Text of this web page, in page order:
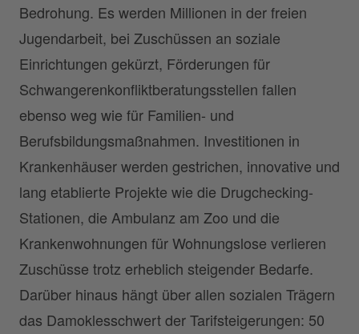
Bedrohung. Es werden Millionen in der freien
Jugendarbeit, bei Zuschüssen an soziale
Einrichtungen gekürzt, Förderungen für
Schwangerenkonfliktberatungsstellen fallen
ebenso weg wie für Familien- und
Berufsbildungsmaßnahmen. Investitionen in
Krankenhäuser werden gestrichen, innovative und
lang etablierte Projekte wie die Drugchecking-
Stationen, die Ambulanz am Zoo und die
Krankenwohnungen für Wohnungslose verlieren
Zuschüsse trotz erheblich steigender Bedarfe.
Darüber hinaus hängt über allen sozialen Trägern
das Damoklesschwert der Tarifsteigerungen: 50